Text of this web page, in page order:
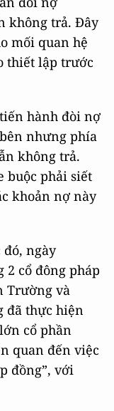
không trả. Đây
mối quan hệ
thiết lập trước
hành đòi nợ
nhưng phía
không trả.
buộc phải siết
khoản nợ này
ngày
2 cổ đông pháp
Trường và
đã thực hiện
cổ phần
quan đến việc
đồng”, với